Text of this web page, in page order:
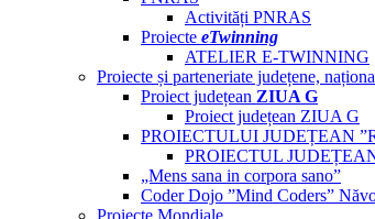
Activități PNRAS
Proiecte eTwinning
ATELIER E-TWINNING
Proiecte și parteneriate județene,
Proiect județean ZIUA G
Proiect județean ZIUA G
PROIECTULUI JUDEȚEAN
PROIECTUL
„Mens sana in corpora sano”
Coder Dojo ”Mind Coders”
Proiecte Mondiale